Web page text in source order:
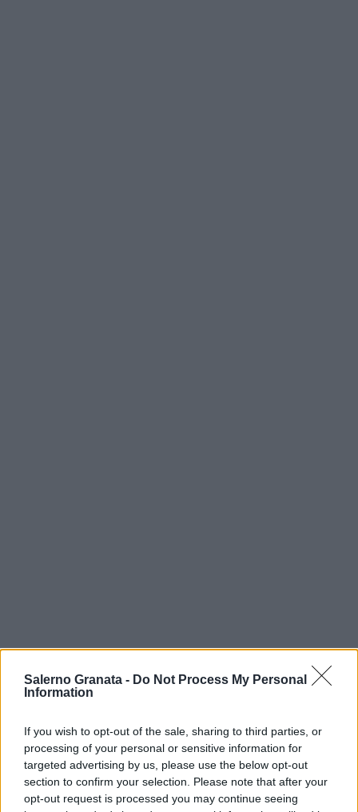
Salerno Granata - Do Not Process My Personal
Information
If you wish to opt-out of the sale, sharing to third parties, or
processing of your personal or sensitive information for
targeted advertising by us, please use the below opt-out
section to confirm your selection. Please note that after your
opt-out request is processed you may continue seeing